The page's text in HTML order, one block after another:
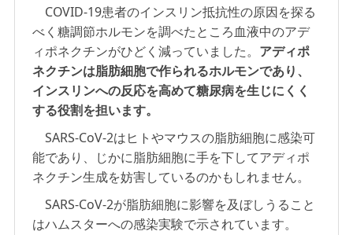
COVID-19患者のインスリン抵抗性の原因を探る
べく糖調節ホルモンを調べたところ血液中のアデ
ィポネクチンがひどく減っていました。 アディポ
ネクチンは脂肪細胞で作られるホルモンであり、
インスリンへの反応を高めて糖尿病を生じにくく
する役割を担います。
SARS-CoV-2はヒトやマウスの脂肪細胞に感染可
能であり、じかに脂肪細胞に手を下してアディポ
ネクチン生成を妨害しているのかもしれません。
SARS-CoV-2が脂肪細胞に影響を及ぼしうること
はハムスターへの感染実験で示されています。